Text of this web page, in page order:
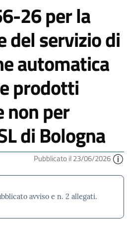
26 per la
del servizio di
automatica
prodotti
non per
di Bologna
Pubblicato il 23/06/2026
avviso e n. 2 allegati.